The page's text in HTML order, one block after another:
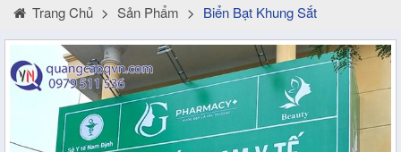
Trang Chủ > Sản Phẩm > Biển Bạt Khung Sắt